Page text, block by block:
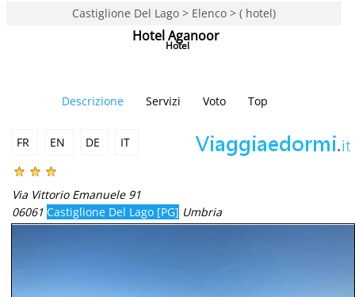
Castiglione Del Lago > Elenco > ( hotel)
Hotel Aganoor
Hotel
Descrizione Servizi Voto Top
FR EN DE IT
Via Vittorio Emanuele 91
06061 Castiglione Del Lago [PG] Umbria